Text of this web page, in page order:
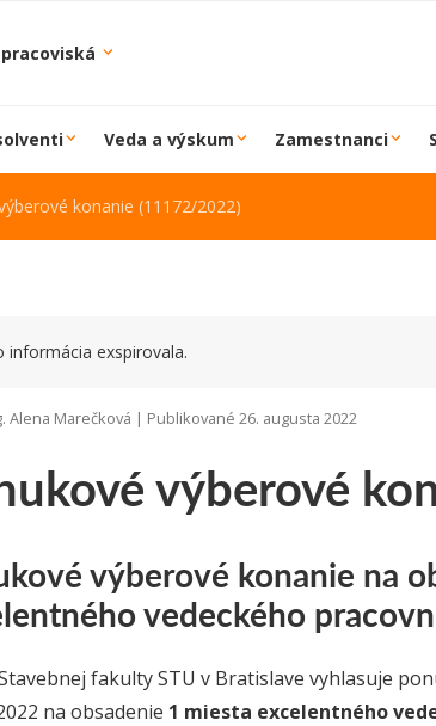
Veda a výskum Zamestnanci
konanie (11172/2022)
výberové
informácia exspirovala.
Alena Marečková | Publikované 26. augusta 2022
výberové konanie na
vedeckého
fakulty STU v Bratislave vyhlasuje
na obsadenie 1 miesta excelentného